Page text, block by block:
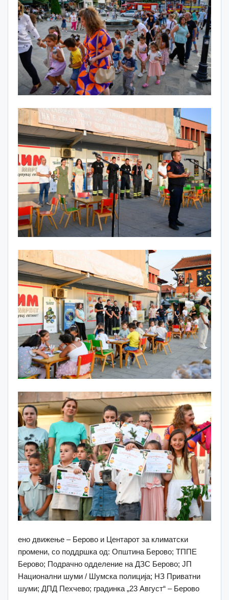
ено движење – Берово и Центарот за климатски
промени, со поддршка од: Општина Берово; ТППЕ
Берово; Подрачно одделение на ДЗС Берово; ЈП
Национални шуми / Шумска полиција; НЗ Приватни
шуми; ДПД Пехчево; градинка „23 Август“ – Берово